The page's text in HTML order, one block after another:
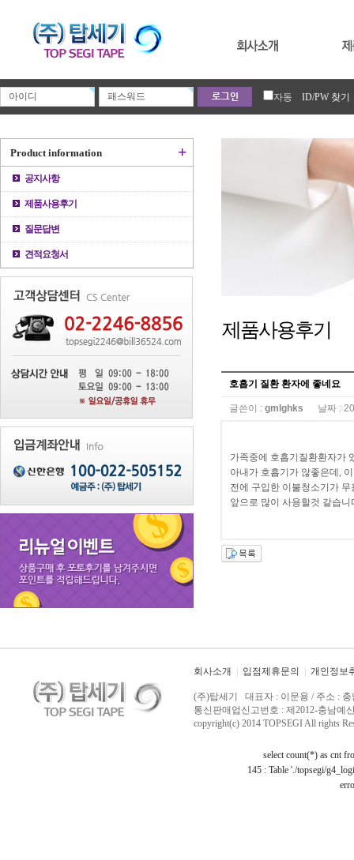
자동 ID/PW 찾기
Product information +
공지사항
제품사용후기
질문답변
견적요청서
제품사용후기
호흡기 질환 환자에 좋네요
글쓴이 : gmlghks 날짜 :
가족중에 호흡기질환환자가
아내가 호흡기가 않좋은데,
전에 구입한 이불청소기가
앞으로 많이 사용할것 같습니
회사소개 입점제휴문의 개인정보
(주)탑세기 대표자 : 이문용 / 주소 : 충
통신판매업신고번호 : 제2012-충남예
copyright(c) 2014 TOPSEGI All rights
select count(*) as cnt
145 : Table './topsegi/